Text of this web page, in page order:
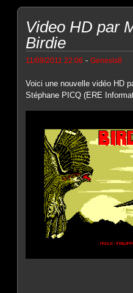
Video HD par
Birdie
11/09/2011 22:06 -Genesis8
Voici une nouvelle vidéo HD
Stéphane PICQ (ERE